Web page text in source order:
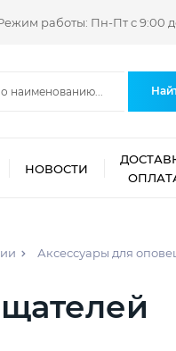
работы: Пн-Пт с 9:00
НОВОСТИ
Аксессуары для